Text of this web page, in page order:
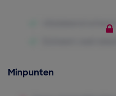
Minpunten